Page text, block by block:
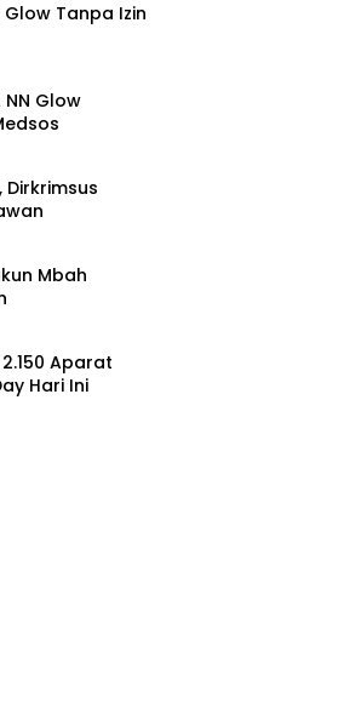
Glow Tanpa Izin
Glow
Dirkrimsus
Mbah
Aparat
Hari Ini